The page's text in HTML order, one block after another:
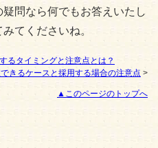
問なら何でもお答えいたし
てくださいね。
るタイミングと注意点とは？
きるケースと採用する場合の注意点 >
▲このページのトップへ